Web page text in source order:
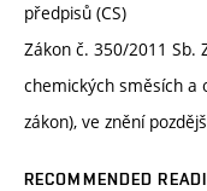
předpisů (CS)
Zákon č. 350/2011 Sb.
chemických směsích a
zákon), ve znění
RECOMMENDED